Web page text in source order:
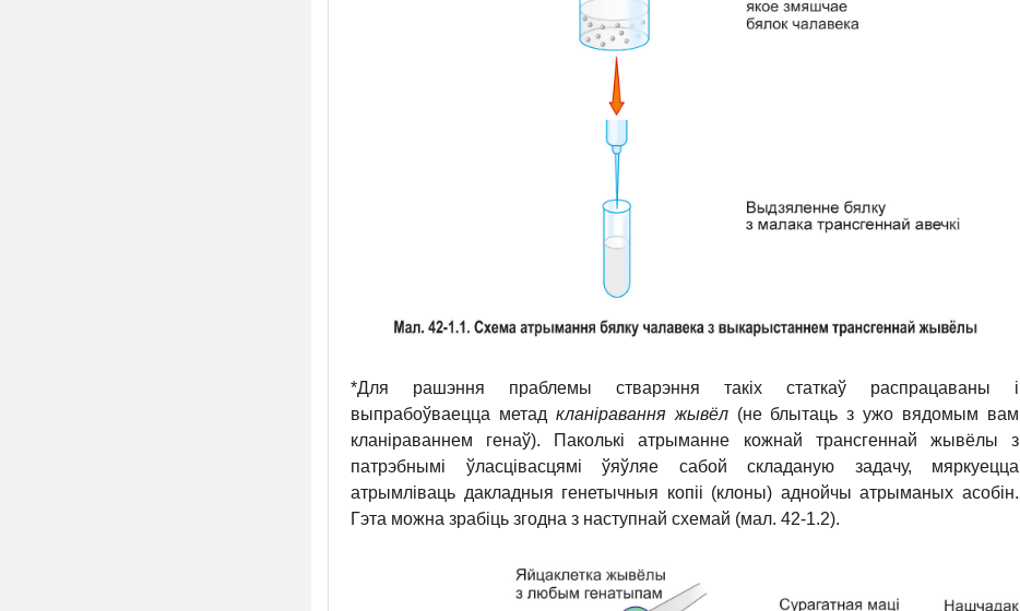
*Для рашэння праблемы стварэння такіх статкаў распрацаваны і
выпрабоўваецца метад кланіравання жывёл(не блытаць з ужо вядомым вам
кланіраваннем генаў). Паколькі атрыманне кожнай трансгеннай жывёлы з
патрэбнымі ўласцівасцямі ўяўляе сабой складаную задачу, мяркуецца
атрымліваць дакладныя генетычныя копіі (клоны) аднойчы атрыманых асобін.
Гэта можна зрабіць згодна з наступнай схемай (мал. 42-1.2).